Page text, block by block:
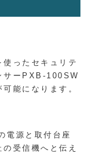
ったセキュリテ
サーPXB-100SW
能になります。
電源と取付台座
受信機へと伝え